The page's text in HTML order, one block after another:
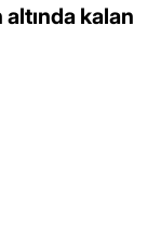
kalan